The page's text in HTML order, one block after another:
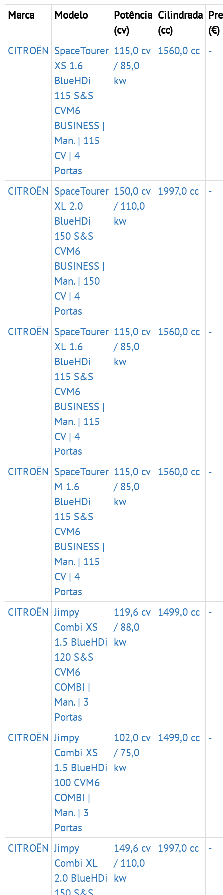
Marca Modelo
Potência
(cv)
Cilindrada
(cc)
(€)
CITROËN SpaceTourer
XS 1.6
BlueHDi
115 S&S
CVM6
BUSINESS |
Man. | 115
CV | 4
Portas
115,0 cv
/ 85,0
kw
1560,0 cc -
CITROËN SpaceTourer
XL 2.0
BlueHDi
150 S&S
CVM6
BUSINESS |
Man. | 150
CV | 4
Portas
150,0 cv
/ 110,0
kw
1997,0 cc -
CITROËN SpaceTourer
XL 1.6
BlueHDi
115 S&S
CVM6
BUSINESS |
Man. | 115
CV | 4
Portas
115,0 cv
/ 85,0
kw
1560,0 cc -
CITROËN SpaceTourer
M 1.6
BlueHDi
115 S&S
CVM6
BUSINESS |
Man. | 115
CV | 4
Portas
115,0 cv
/ 85,0
kw
1560,0 cc -
CITROËN Jimpy
Combi XS
1.5 BlueHDi
120 S&S
CVM6
COMBI |
Man. | 3
Portas
119,6 cv
/ 88,0
kw
1499,0 cc -
CITROËN Jimpy
Combi XS
1.5 BlueHDi
100 CVM6
COMBI |
Man. | 3
Portas
102,0 cv
/ 75,0
kw
1499,0 cc -
CITROËN Jimpy
Combi XL
2.0 BlueHDi
149,6 cv
/ 110,0
kw
1997,0 cc -